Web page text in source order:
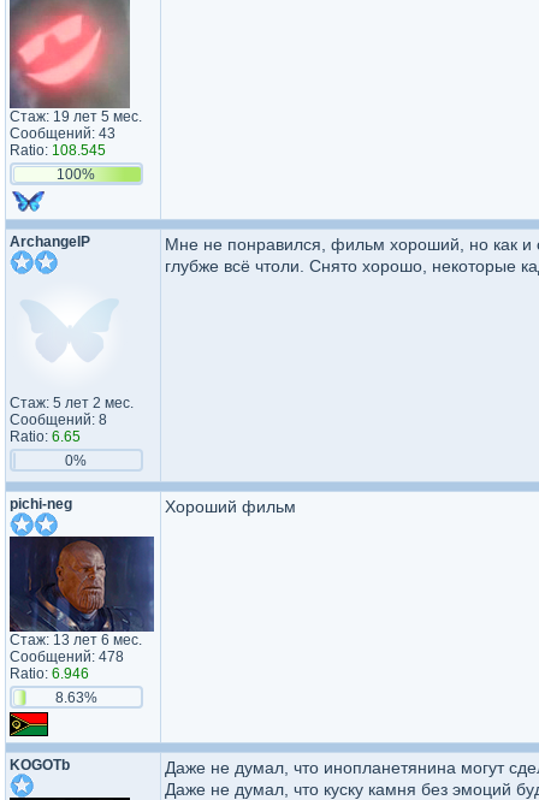
Стаж: 19 лет 5 мес.
Сообщений: 43
Ratio: 108.545
100%
ArchangelP
Стаж: 5 лет 2 мес.
Сообщений: 8
Ratio: 6.65
0%
Мне не понравился, фильм хороший, но как
глубже всё чтоли. Снято хорошо, некоторые
pichi-neg
Стаж: 13 лет 6 мес.
Сообщений: 478
Ratio: 6.946
8.63%
Хороший фильм
KOGOTb
Даже не думал, что инопланетянина могут
Даже не думал, что куску камня без эмоций